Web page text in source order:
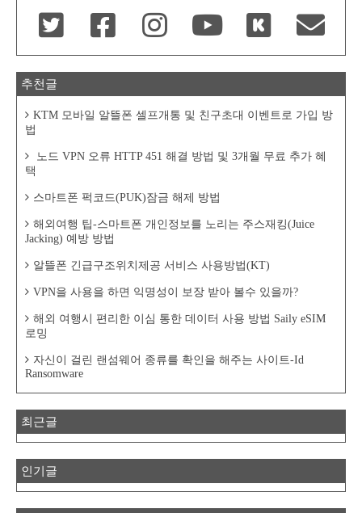
추천글
KTM 모바일 알뜰폰 셀프개통 및 친구초대 이벤트로 가입 방
법
노드 VPN 오류 HTTP 451 해결 방법 및 3개월 무료 추가 혜
택
스마트폰 퍽코드(PUK)잠금 해제 방법
해외여행 팁-스마트폰 개인정보를 노리는 주스재킹(Juice
Jacking) 예방 방법
알뜰폰 긴급구조위치제공 서비스 사용방법(KT)
VPN을 사용을 하면 익명성이 보장 받아 볼수 있을까?
해외 여행시 편리한 이심 통한 데이터 사용 방법 Saily eSIM
로밍
자신이 걸린 랜섬웨어 종류를 확인을 해주는 사이트-Id
Ransomware
최근글
인기글